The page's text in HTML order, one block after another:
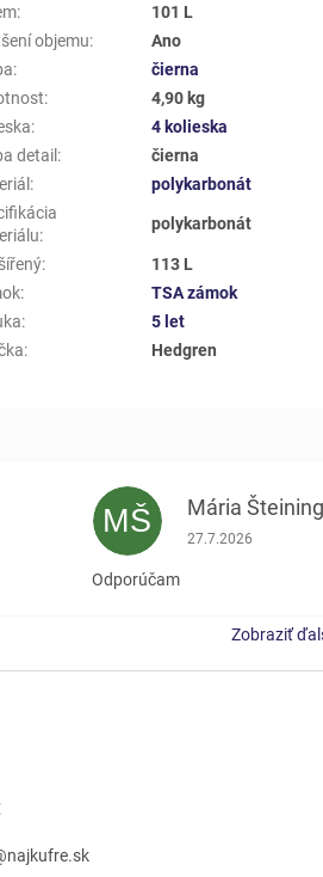
:
101 L
objemu:
Ano
:
čierna
:
4,90 kg
:
4 kolieska
detail :
čierna
:
polykarbonát
:
polykarbonát
:
113 L
:
TSA zámok
:
5 let
: Hedgren
je 5 z 5 hviezdičiek.
MŠ Hodnotenie
27.7.2026
Odporúčam
Zobraziť
najkufre.sk